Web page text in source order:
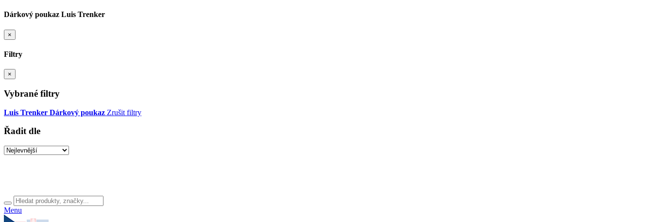
Dárkový poukaz Luis Trenker
×
Filtry
×
Vybrané filtry
Luis Trenker Dárkový poukaz Zrušit filtry
Řadit dle
Menu